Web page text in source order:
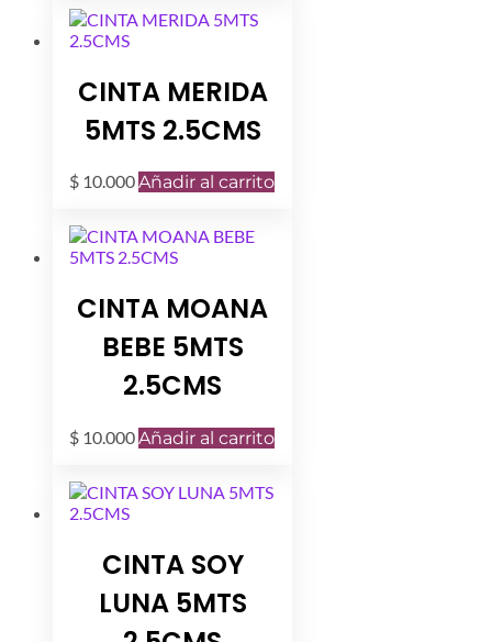
CINTA MERIDA
5MTS 2.5CMS
$ 10.000Añadir al carrito
CINTA MOANA
BEBE 5MTS
2.5CMS
$ 10.000Añadir al carrito
CINTA SOY
LUNA 5MTS